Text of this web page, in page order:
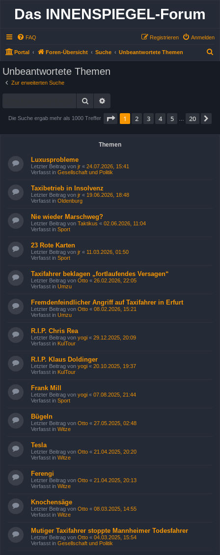
Das INNENSPIEGEL-Forum
FAQ Anmelden
Registrieren
Portal Foren-Übersicht Suche Unbeantwortete Themen
Unbeantwortete Themen
Zur erweiterten Suche
Suche
Die Suche ergab mehr als 1000 Treffer Seite 1von
1 2 3 4 5 20
Themen
Luxusprobleme
Letzter Beitrag von jr « 24.07.2026, 15:41
Verfasst in Gesellschaft und Politik
Taxibetrieb in Insolvenz
Letzter Beitrag von jr « 19.06.2026, 18:48
Verfasst in Oldenburg
Nie wieder Marschweg?
Letzter Beitrag von Taktikus « 02.06.2026, 11:04
Verfasst in Sport
23 Rote Karten
Letzter Beitrag von jr « 11.03.2026, 01:50
Verfasst in Sport
Taxifahrer beklagen „fortlaufendes Versagen“
Letzter Beitrag von Otto « 26.02.2026, 22:05
Verfasst in Umzu
Fremdenfeindlicher Angriff auf Taxifahrer in Erfurt
Letzter Beitrag von Otto « 08.02.2026, 15:21
Verfasst in Umzu
R.I.P. Chris Rea
Letzter Beitrag von yogi « 29.12.2025, 20:09
Verfasst in KulTour
R.I.P. Klaus Doldinger
Letzter Beitrag von yogi « 20.10.2025, 19:37
Verfasst in KulTour
Frank Mill
Letzter Beitrag von yogi « 07.08.2025, 21:44
Verfasst in Sport
Bügeln
Letzter Beitrag von Otto « 27.05.2025, 02:48
Verfasst in Witze
Tesla
Letzter Beitrag von Otto « 21.04.2025, 20:20
Verfasst in Witze
Ferengi
Letzter Beitrag von Otto « 21.04.2025, 20:13
Verfasst in Witze
Knochensäge
Letzter Beitrag von Otto « 08.03.2025, 14:55
Verfasst in Witze
Mutiger Taxifahrer stoppte Mannheimer Todesfahrer
Letzter Beitrag von Otto « 04.03.2025, 15:54
Verfasst in Gesellschaft und Politik